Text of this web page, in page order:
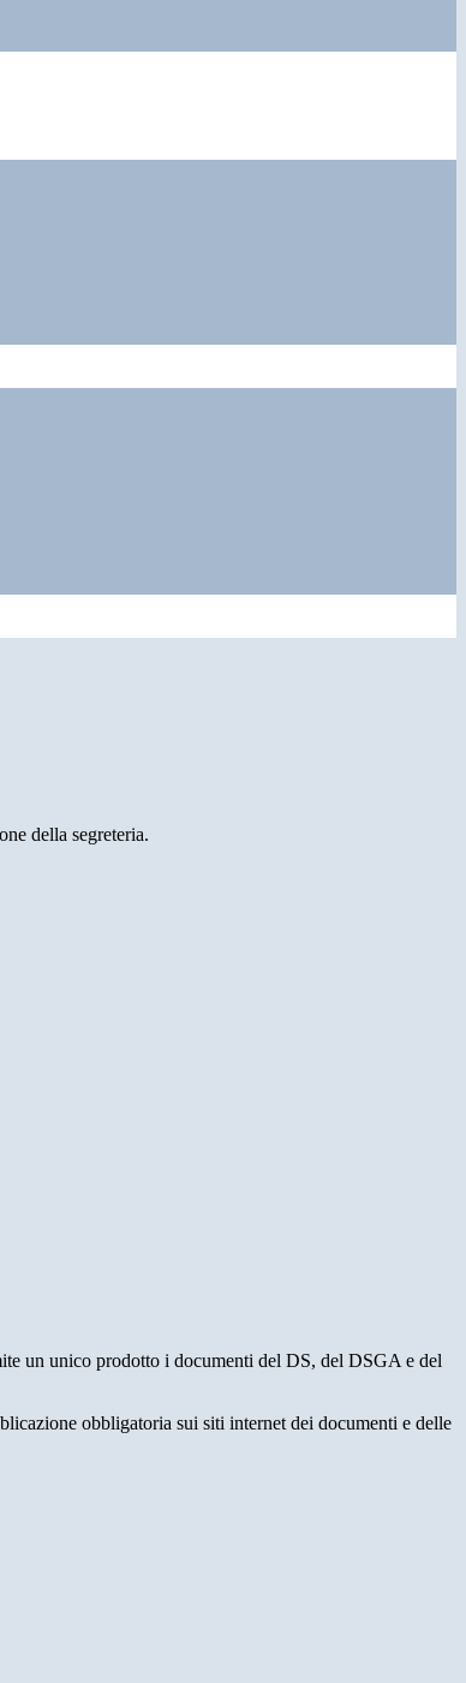
della segreteria.
un unico prodotto i documenti del DS, del DSGA e del
obbligatoria sui siti internet dei documenti e delle